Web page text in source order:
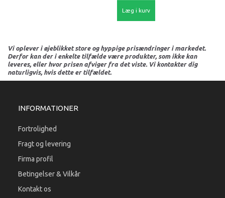
Læg i kurv
Vi oplever i øjeblikket store og hyppige prisændringer i markedet.
Derfor kan der i enkelte tilfælde være produkter, som ikke kan
leveres, eller hvor prisen afviger fra det viste. Vi kontakter dig
naturligvis, hvis dette er tilfældet.
INFORMATIONER
Fortrolighed
Fragt og levering
Firma profil
Betingelser & Vilkår
Kontakt os